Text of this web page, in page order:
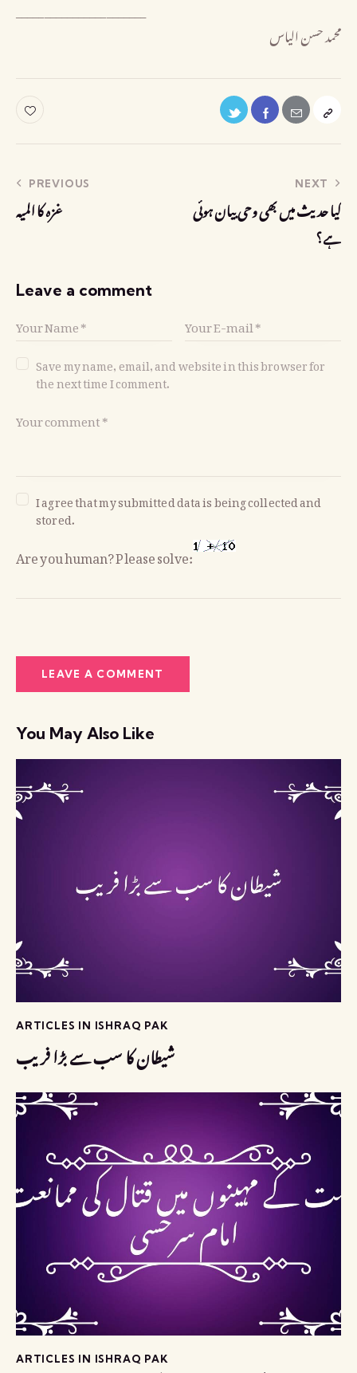
محمد حسن الیاس
PREVIOUS
غزہ کا المیہ
NEXT
کیا حدیث میں بھی وحی بیان ہوئی
ہے؟
Leave a comment
Save my name, email, and website in this browser for
the next time I comment.
I agree that my submitted data is being collected and
stored.
Are you human? Please solve:
You May Also Like
ARTICLES IN ISHRAQ PAK
شیطان کا سب سے بڑا فریب
ARTICLES IN ISHRAQ PAK